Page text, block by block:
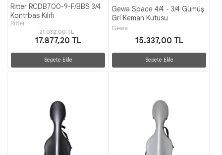
Ritter RCDB700-9-F/BBS 3/4
Kontrbas Kılıfı
Ritter
21.032,00 TL
17.877,20 TL
Sepete Ekle
Gewa Space 4/4 - 3/4 Gümüş
Gri Keman Kutusu
Gewa
15.337,00 TL
Sepete Ekle